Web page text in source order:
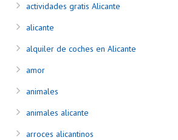
actividades gratis Alicante
alicante
alquiler de coches en Alicante
amor
animales
animales alicante
arroces alicantinos